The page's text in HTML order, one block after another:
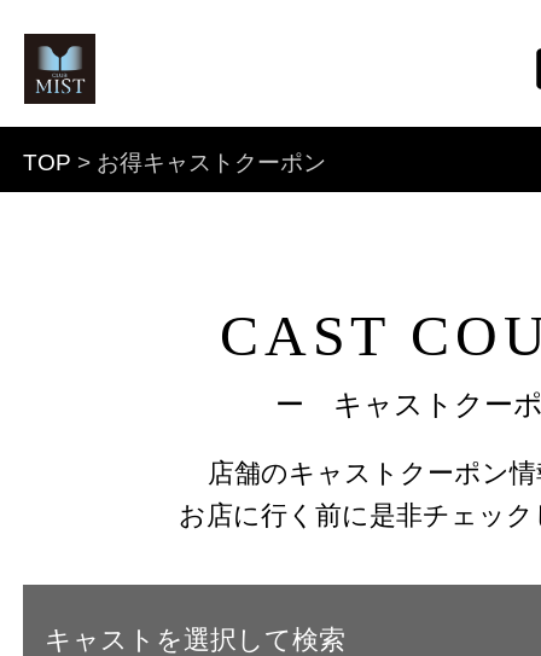
TOP > お得キャストクーポン
CAST
ー キャストクー
店舗のキャストクーポン
お店に行く前に是非チェッ
キャストを選択して検索